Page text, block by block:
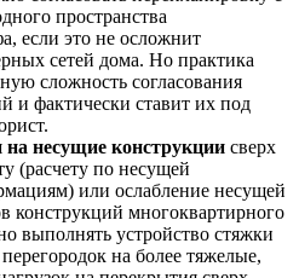
пространства
если это не осложнит
сетей дома. Но практика
сложность согласования
и фактически ставит их под
на несущие конструкции сверх
(расчету по несущей
или ослабление несущей
конструкций многоквартирного
выполнять устройство стяжки
на более тяжелые,